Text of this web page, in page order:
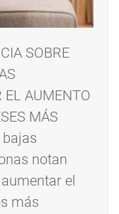
SOBRE
EL AUMENTO
MÁS
bajas
notan
el
más